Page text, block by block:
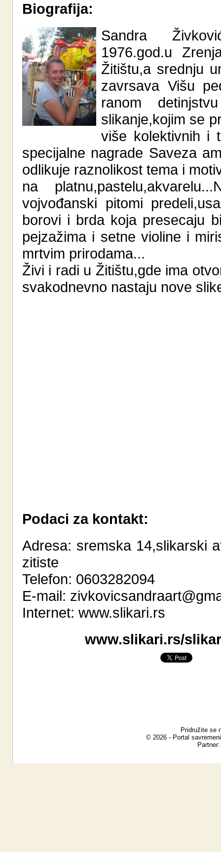
Biografija:
Sandra
1976.god.u
Žitištu,a srednju
zavrsava Višu
ranom
slikanje,kojim se
više kolektivnih i
specijalne nagrade Saveza
odlikuje raznolikost tema i
na
vojvođanski pitomi
borovi i brda koja presecaju
pejzažima i setne violine i
mrtvim prirodama...
Živi i radi u Žitištu,gde ima
svakodnevno nastaju nove
Podaci za kontakt:
Adresa: sremska 14,slikarski
zitiste
Telefon: 0603282094
E-mail:
Internet: www.slikari.rs
www.slikari.rs/
Pridružite se
© 2026 - Portal